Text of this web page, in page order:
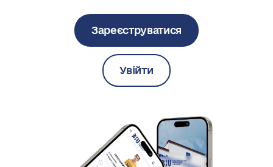
Зареєструватися
Увійти